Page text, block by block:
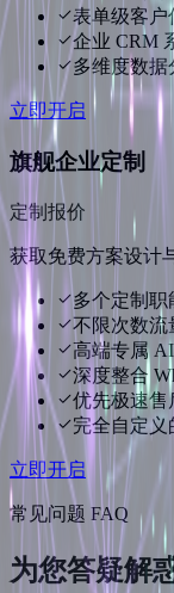
表单级客户
企业 CRM
多维度数据
立即开启
旗舰企业定制
定制报价
获取免费方案设计
多个定制职
不限次数流
高端专属
深度整合
优先极速售
完全自定
立即开启
常见问题 FAQ
为您答疑解